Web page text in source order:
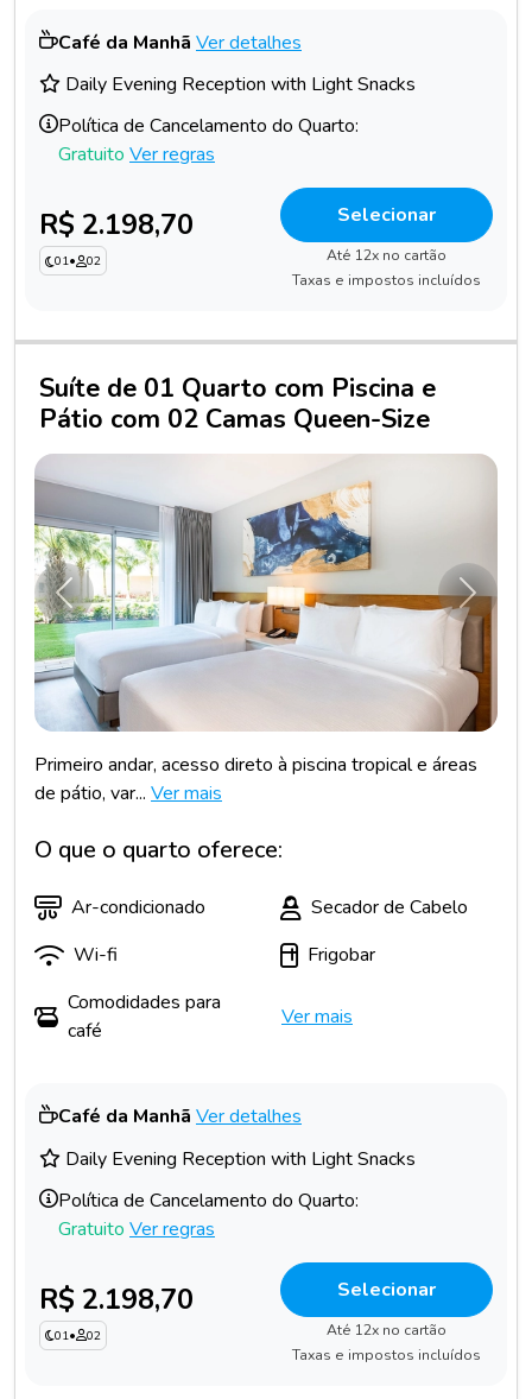
Café da Manhã Ver detalhes
Daily Evening Reception with Light Snacks
Política de Cancelamento do Quarto:
Gratuito Ver regras
R$ 2.198,70
01• 02
Selecionar
Até 12x no cartão
Taxas e impostos incluídos
Suíte de 01 Quarto com Piscina e
Pátio com 02 Camas Queen-Size
Anterior
Primeiro andar, acesso direto à piscina tropical e áreas
de pátio, var... Ver mais
O que o quarto oferece:
Ar-condicionado
Secador de Cabelo
Wi-fi
Frigobar
Comodidades para
café
Ver mais
Café da Manhã Ver detalhes
Daily Evening Reception with Light Snacks
Política de Cancelamento do Quarto:
Gratuito Ver regras
R$ 2.198,70
01• 02
Selecionar
Até 12x no cartão
Taxas e impostos incluídos